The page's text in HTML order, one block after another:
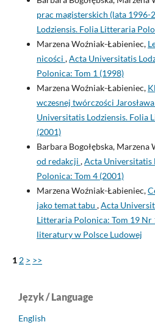
prac magisterskich (lata 1996-
Lodziensis. Folia Litteraria
Marzena Woźniak-Łabieniec,
nicości ,Acta Universitatis
Polonica: Tom 1 (1998)
Marzena Woźniak-Łabieniec,
wczesnej twórczości
Universitatis Lodziensis. Folia
(2001)
Barbara Bogołębska, Marzena
od redakcji ,Acta Universitatis
Polonica: Tom 4 (2001)
Marzena Woźniak-Łabieniec,
jako temat tabu ,Acta
Litteraria Polonica: Tom 19 Nr
literatury w Polsce Ludowej
1 2 > >>
Język / Language
English